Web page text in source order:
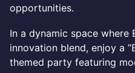
opportunities.
In a dynamic space where
innovation blend, enjoy a
themed party featuring